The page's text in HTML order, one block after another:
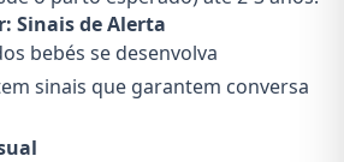
Sinais de Alerta
bebés se desenvolva
sinais que garantem conversa